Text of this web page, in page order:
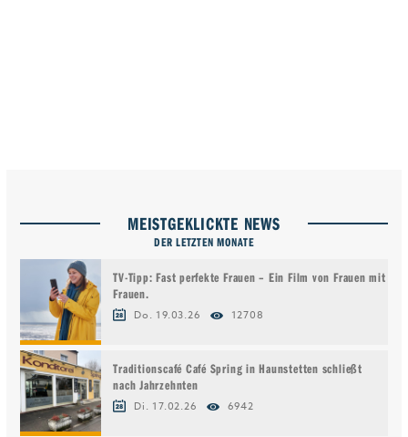
MEISTGEKLICKTE NEWS
DER LETZTEN MONATE
TV-Tipp: Fast perfekte Frauen – Ein Film von Frauen mit
Frauen.
Do. 19.03.26 12708
Traditionscafé Café Spring in Haunstetten schließt
nach Jahrzehnten
Di. 17.02.26 6942